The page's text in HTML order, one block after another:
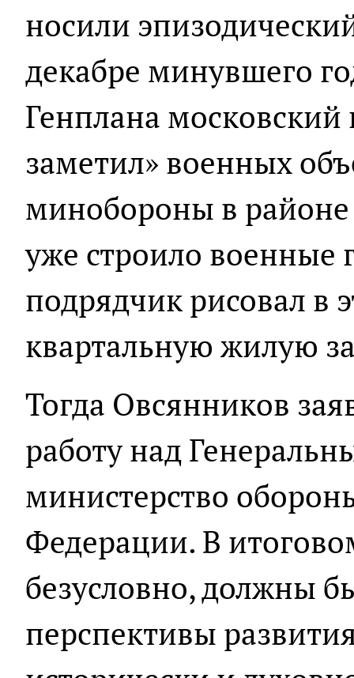
носили
декабре минувшего
Генплана московский
заметил» военных
минобороны в районе
уже строило военные
подрядчик рисовал в
квартальную жилую
Тогда Овсянников
работу над
министерство
Федерации. В
безусловно, должны
перспективы